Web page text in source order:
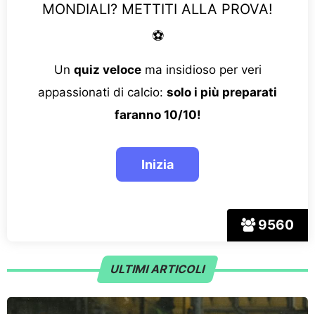
9560
MONDIALI? METTITI ALLA PROVA!
⚽
Un quiz velocema insidioso per veri
appassionati di calcio: solo i più preparati
faranno 10/10!
ULTIMI ARTICOLI